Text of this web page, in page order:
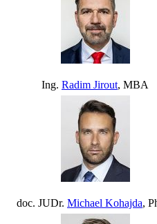
Ing. Radim Jirout, MBA
doc. JUDr. Michael Kohajda,